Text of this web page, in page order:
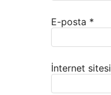
E-posta *
İnternet sitesi